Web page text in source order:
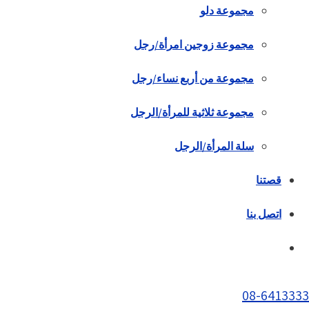
مجموعة دلو
مجموعة زوجين امرأة/رجل
مجموعة من أربع نساء/رجل
مجموعة ثلاثية للمرأة/الرجل
سلة المرأة/الرجل
قصتنا
اتصل بنا
08-6413333